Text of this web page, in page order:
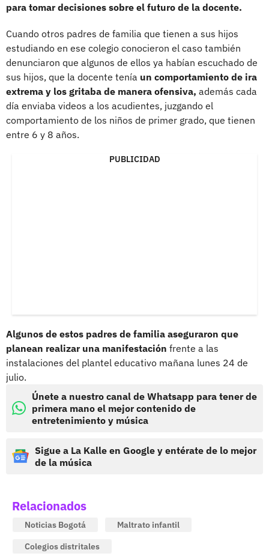
para tomar decisiones sobre el futuro de la docente.
Cuando otros padres de familia que tienen a sus hijos
estudiando en ese colegio conocieron el caso también
denunciaron que algunos de ellos ya habían escuchado de
sus hijos, que la docente tenía un comportamiento de ira
extrema y los gritaba de manera ofensiva, además cada
día enviaba videos a los acudientes, juzgando el
comportamiento de los niños de primer grado, que tienen
entre 6 y 8 años.
PUBLICIDAD
Algunos de estos padres de familia aseguraron que
planean realizar una manifestación frente a las
instalaciones del plantel educativo mañana lunes 24 de
julio.
Únete a nuestro canal de Whatsapp para tener de
primera mano el mejor contenido de
entretenimiento y música
Sigue a La Kalle en Google y entérate de lo mejor
de la música
Relacionados
Noticias Bogotá
Maltrato infantil
Colegios distritales